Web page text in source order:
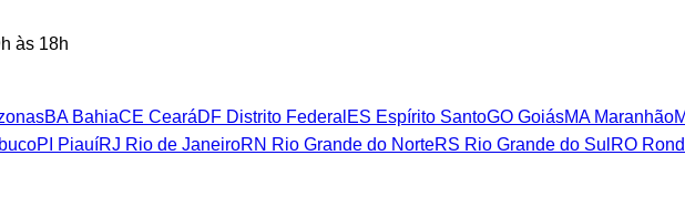
às 18h
BABahiaCE CearáDF Distrito Federal ES Espírito SantoGO GoiásMAMaranhão
PI PiauíRJ Rio de JaneiroRN Rio Grande do NorteRS Rio Grande do Sul RO